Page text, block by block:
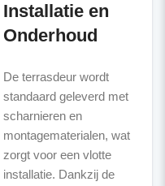
Installatie en
Onderhoud
De terrasdeur wordt
standaard geleverd met
scharnieren en
montagematerialen, wat
zorgt voor een vlotte
installatie. Dankzij de